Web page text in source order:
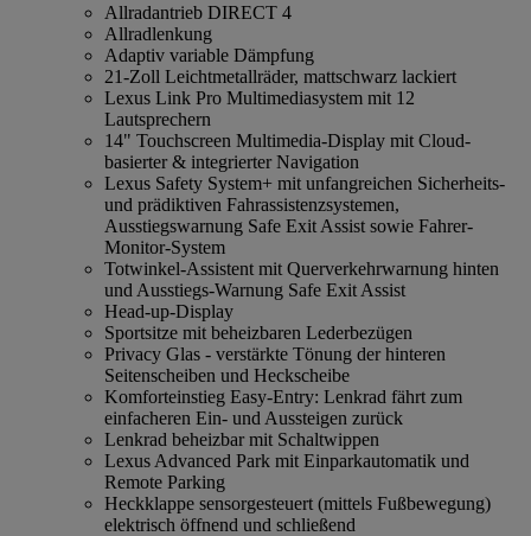
Allradantrieb DIRECT 4
Allradlenkung
Adaptiv variable Dämpfung
21-Zoll Leichtmetallräder, mattschwarz lackiert
Lexus Link Pro Multimediasystem mit 12
Lautsprechern
14" Touchscreen Multimedia-Display mit Cloud-
basierter & integrierter Navigation
Lexus Safety System+ mit unfangreichen Sicherheits-
und prädiktiven Fahrassistenzsystemen,
Ausstiegswarnung Safe Exit Assist sowie Fahrer-
Monitor-System
Totwinkel-Assistent mit Querverkehrwarnung hinten
und Ausstiegs-Warnung Safe Exit Assist
Head-up-Display
Sportsitze mit beheizbaren Lederbezügen
Privacy Glas - verstärkte Tönung der hinteren
Seitenscheiben und Heckscheibe
Komforteinstieg Easy-Entry: Lenkrad fährt zum
einfacheren Ein- und Aussteigen zurück
Lenkrad beheizbar mit Schaltwippen
Lexus Advanced Park mit Einparkautomatik und
Remote Parking
Heckklappe sensorgesteuert (mittels Fußbewegung)
elektrisch öffnend und schließend